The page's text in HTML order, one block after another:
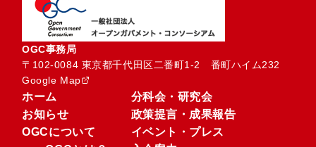
OGC事務局
〒102-0084 東京都千代田区二番町1-2　番町ハイム232
Google Map
ホーム
お知らせ
OGCについて
分科会・研究会
政策提言・成果報告
イベント・プレス